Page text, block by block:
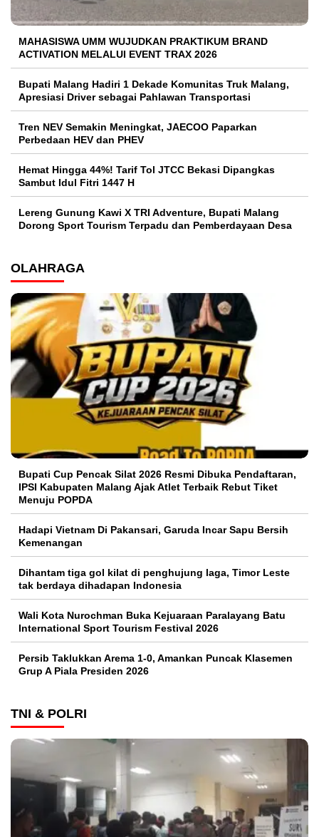
MAHASISWA UMM WUJUDKAN PRAKTIKUM BRAND
ACTIVATION MELALUI EVENT TRAX 2026
Bupati Malang Hadiri 1 Dekade Komunitas Truk Malang,
Apresiasi Driver sebagai Pahlawan Transportasi
Tren NEV Semakin Meningkat, JAECOO Paparkan
Perbedaan HEV dan PHEV
Hemat Hingga 44%! Tarif Tol JTCC Bekasi Dipangkas
Sambut Idul Fitri 1447 H
Lereng Gunung Kawi X TRI Adventure, Bupati Malang
Dorong Sport Tourism Terpadu dan Pemberdayaan Desa
OLAHRAGA
Bupati Cup Pencak Silat 2026 Resmi Dibuka Pendaftaran,
IPSI Kabupaten Malang Ajak Atlet Terbaik Rebut Tiket
Menuju POPDA
Hadapi Vietnam Di Pakansari, Garuda Incar Sapu Bersih
Kemenangan
Dihantam tiga gol kilat di penghujung laga, Timor Leste
tak berdaya dihadapan Indonesia
Wali Kota Nurochman Buka Kejuaraan Paralayang Batu
International Sport Tourism Festival 2026
Persib Taklukkan Arema 1-0, Amankan Puncak Klasemen
Grup A Piala Presiden 2026
TNI & POLRI